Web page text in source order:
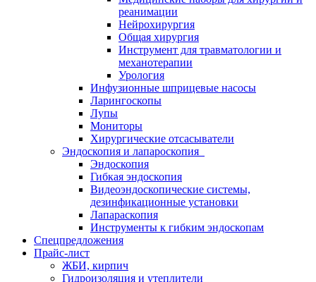
реанимации
Нейрохирургия
Общая хирургия
Инструмент для травматологии и
механотерапии
Урология
Инфузионные шприцевые насосы
Ларингоскопы
Лупы
Мониторы
Хирургические отсасыватели
Эндоскопия и лапароскопия
Эндоскопия
Гибкая эндоскопия
Видеоэндоскопические системы,
дезинфикационные установки
Лапараскопия
Инструменты к гибким эндоскопам
Спецпредложения
Прайс-лист
ЖБИ, кирпич
Гидроизоляция и утеплители